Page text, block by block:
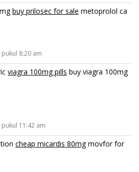
buy prilosec for sale metoprolol ca
8:20 am
viagra 100mg pills buy viagra 100mg
11:42 am
cheap micardis 80mgmovfor for